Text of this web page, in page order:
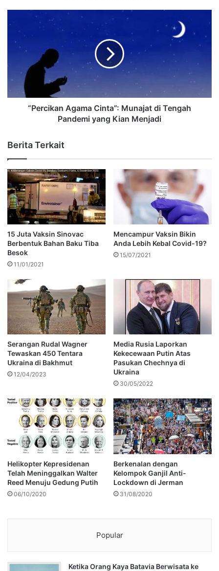
“Percikan Agama Cinta”: Munajat di Tengah
Pandemi yang Kian Menjadi
Berita Terkait
15 Juta Vaksin Sinovac
Berbentuk Bahan Baku Tiba
Besok
11/01/2021
Mencampur Vaksin Bikin
Anda Lebih Kebal Covid-19?
15/07/2021
Serangan Rudal Wagner
Tewaskan 450 Tentara
Ukraina di Bakhmut
12/04/2023
Media Rusia Laporkan
Kekecewaan Putin Atas
Pasukan Chechnya di
Ukraina
30/05/2022
Helikopter Kepresidenan
Telah Meninggalkan Walter
Reed Menuju Gedung Putih
06/10/2020
Berkenalan dengan
Kelompok Ganjil Anti-
Lockdown di Jerman
31/08/2020
Popular
Ketika Orang Kaya Batavia Berwisata ke